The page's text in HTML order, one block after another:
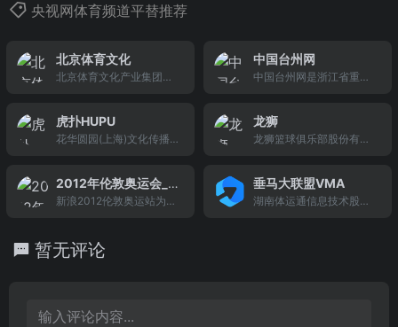
央视网体育频道平替推荐
北京体育文化
北京体育文化产业集团有
中国台州网
中国台州网是浙江省重要
一。综合性、多媒体的台
州第一门户网站，为您及
息。
虎扑HUPU
花华圆园(上海)文化传播
龙狮
龙狮篮球俱乐部股份有限
2012年伦敦奥运会_
新浪网
新浪2012伦敦奥运站为您
式,新闻快讯,图片,赛事赛
垂马大联盟VMA
湖南体运通信息技术股份
暂无评论